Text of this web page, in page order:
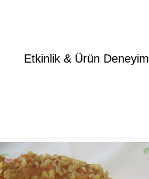
Etkinlik & Ürün Deneyim